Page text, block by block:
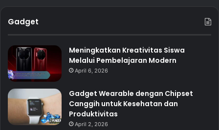
Gadget
Meningkatkan Kreativitas Siswa
Melalui Pembelajaran Modern
April 6, 2026
Gadget Wearable dengan Chipset
Canggih untuk Kesehatan dan
Produktivitas
April 2, 2026